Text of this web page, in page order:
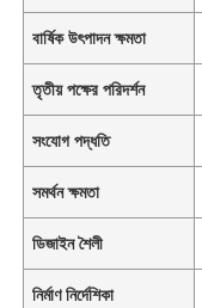
বার্ষিক উৎপাদন ক্ষমতা
তৃতীয় পক্ষের পরিদর্শন
সংযোগ পদ্ধতি
সমর্থন ক্ষমতা
ডিজাইন শৈলী
নির্মাণ নির্দেশিকা